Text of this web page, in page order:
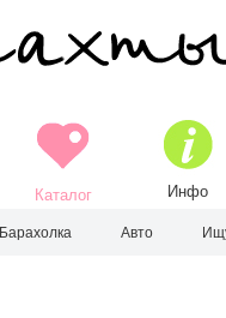
Каталог Инфо
Барахолка Авто